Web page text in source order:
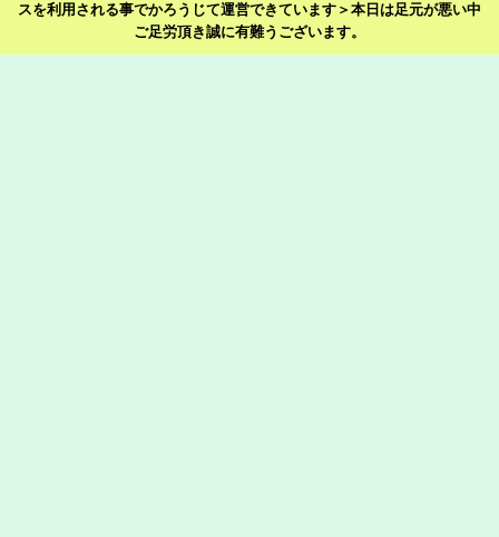
スを利用される事でかろうじて運営できています＞本日は足元が悪い中
ご足労頂き誠に有難うございます。